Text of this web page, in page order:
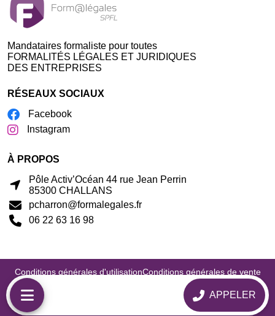
Mandataires formaliste pour toutes
FORMALITÉS LÉGALES ET JURIDIQUES
DES ENTREPRISES
RÉSEAUX SOCIAUX
Facebook
Instagram
À PROPOS
Pôle Activ’Océan 44 rue Jean Perrin
85300 CHALLANS
pcharron@formalegales.fr
06 22 63 16 98
Conditions générales d'utilisationConditions générales de vente
Politique de confidentialité
Politique de cookie
Connexion
Créé par Evolusite
APPELER